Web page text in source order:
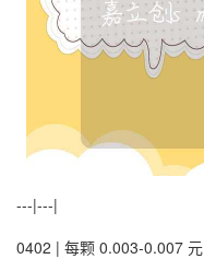
---|---|
0402 | 每颗 0.003-0.007 元